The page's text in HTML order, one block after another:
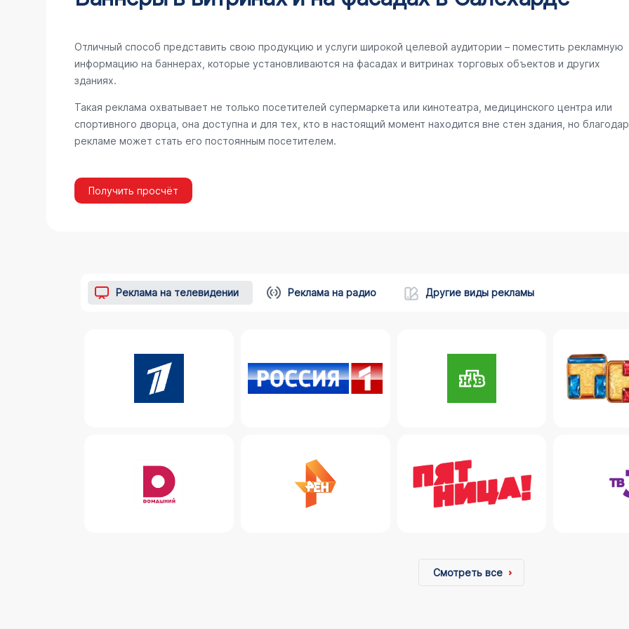
Отличный способ представить свою продукцию и услуги широкой целевой аудитории – поместить рекламную
информацию на баннерах, которые установливаются на фасадах и витринах торговых объектов и других
зданиях.
Такая реклама охватывает не только посетителей супермаркета или кинотеатра, медицинского центра или
спортивного дворца, она доступна и для тех, кто в настоящий момент находится вне стен здания, но
рекламе может стать его постоянным посетителем.
Получить просчёт
Реклама на телевидении Реклама на радио Другие виды рекламы
Смотреть все